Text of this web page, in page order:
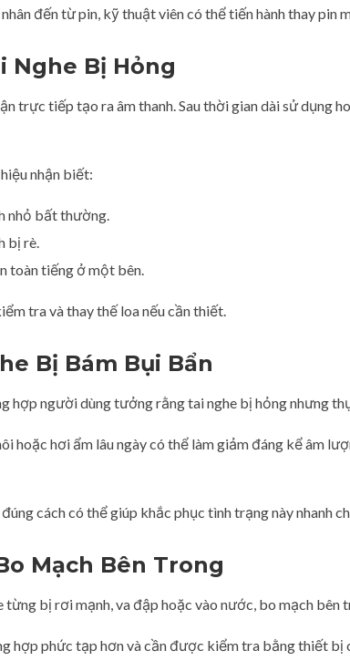
đến từ pin, kỹ thuật viên có thể tiến hành thay pin
Nghe Bị Hỏng
trực tiếp tạo ra âm thanh. Sau thời gian dài sử dụng
nhận biết:
nhỏ bất thường.
bị rè.
toàn tiếng ở một bên.
tra và thay thế loa nếu cần thiết.
Bị Bám Bụi Bẩn
hợp người dùng tưởng rằng tai nghe bị hỏng nhưng
hoặc hơi ẩm lâu ngày có thể làm giảm đáng kể âm
cách có thể giúp khắc phục tình trạng này nhanh
Mạch Bên Trong
từng bị rơi mạnh, va đập hoặc vào nước, bo mạch bên
hợp phức tạp hơn và cần được kiểm tra bằng thiết bị